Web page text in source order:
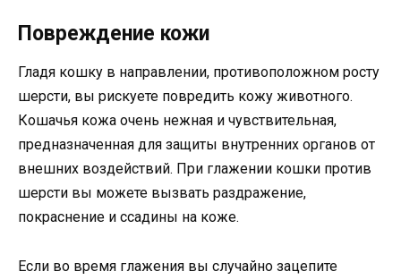
Повреждение кожи
Гладя кошку в направлении, противоположном росту
шерсти, вы рискуете повредить кожу животного.
Кошачья кожа очень нежная и чувствительная,
предназначенная для защиты внутренних органов от
внешних воздействий. При глажении кошки против
шерсти вы можете вызвать раздражение,
покраснение и ссадины на коже.
Если во время глажения вы случайно зацепите